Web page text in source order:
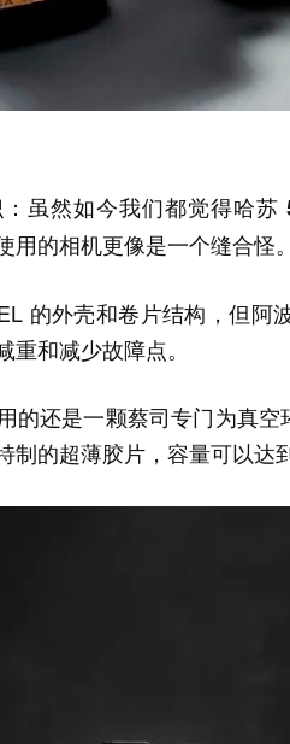
虽然如今我们都觉得哈苏
用的相机更像是一个缝合怪
的外壳和卷片结构，但
和减少故障点。
的还是一颗蔡司专门为真
制的超薄胶片，容量可以达